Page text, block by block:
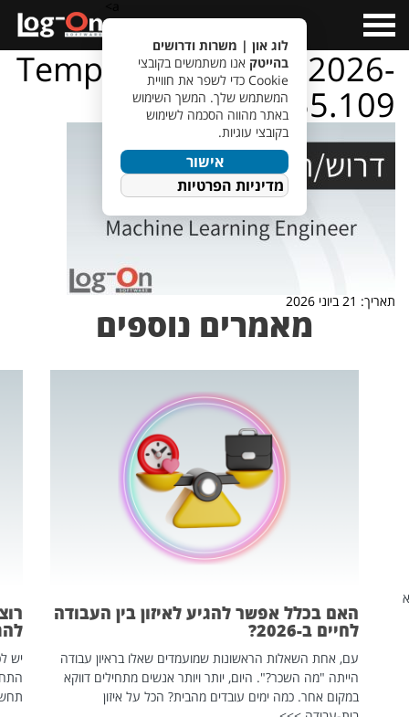
Menu
TempletJobsWeb – 2026-
06-21T111855.109
תאריך: 21 ביוני 2026
מאמרים נוספים
האם בכלל אפשר להגיע לאיזון בין העבודה
לחיים ב-2026?
עם, אחת השאלות הראשונות שמועמדים שאלו בראיון עבודה
הייתה "מה השכר?". היום, יותר ויותר אנשים מתחילים דווקא
במקום אחר. כמה ימים עובדים מהבית? הכל על איזון
יש
לוג און | משרות ודרושים
בהייטק אנו משתמשים בקובצי
Cookie כדי לשפר את חוויית
המשתמש שלך. המשך השימוש
באתר מהווה הסכמה לשימוש
בקובצי עוגיות.
אישור
מדיניות הפרטיות